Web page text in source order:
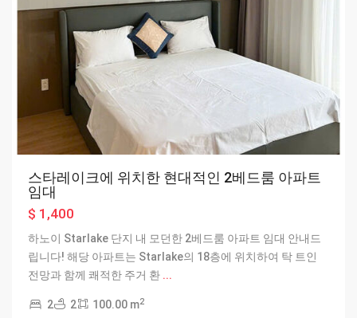
스타레이크에 위치한 현대적인 2베드룸 아파트
임대
$ 1,400
하노이 Starlake 단지 내 모던한 2베드룸 아파트 임대 안내드
립니다! 해당 아파트는 Starlake의 18층에 위치하여 탁 트인
전망과 함께 쾌적한 주거 환 ...
2 2 100.00 m2